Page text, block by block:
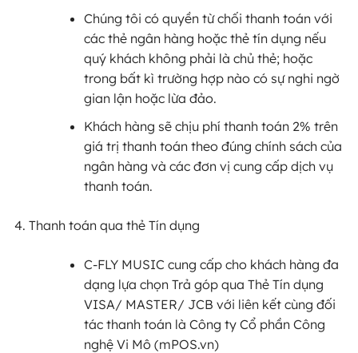
Chúng tôi có quyền từ chối thanh toán với
các thẻ ngân hàng hoặc thẻ tín dụng nếu
quý khách không phải là chủ thẻ; hoặc
trong bất kì trường hợp nào có sự nghi ngờ
gian lận hoặc lừa đảo.
Khách hàng sẽ chịu phí thanh toán 2% trên
giá trị thanh toán theo đúng chính sách của
ngân hàng và các đơn vị cung cấp dịch vụ
thanh toán.
Thanh toán qua thẻ Tín dụng
C-FLY MUSIC cung cấp cho khách hàng đa
dạng lựa chọn Trả góp qua Thẻ Tín dụng
VISA/ MASTER/ JCB với liên kết cùng đối
tác thanh toán là Công ty Cổ phần Công
nghệ Vi Mô (mPOS.vn)